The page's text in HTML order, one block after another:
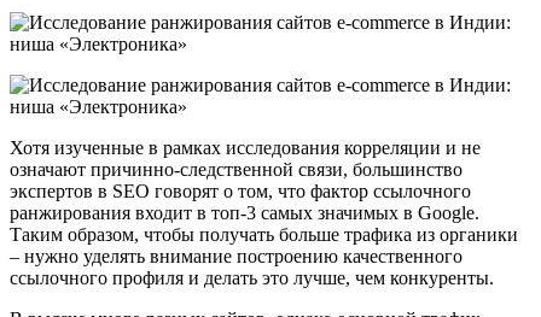
Хотя изученные в рамках исследования корреляции и не
означают причинно-следственной связи, большинство
экспертов в SEO говорят о том, что фактор ссылочного
ранжирования входит в топ-3 самых значимых в Google.
Таким образом, чтобы получать больше трафика из органики
– нужно уделять внимание построению качественного
ссылочного профиля и делать это лучше, чем конкуренты.